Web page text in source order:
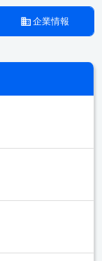
企業情報